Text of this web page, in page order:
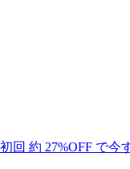
初回 約 27%OFF で今